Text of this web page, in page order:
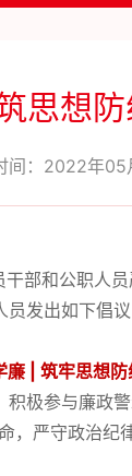
思想
间：2022年05
部和公职人
发出如下倡议
廉 | 筑牢思想防
极参与廉政
，严守政治